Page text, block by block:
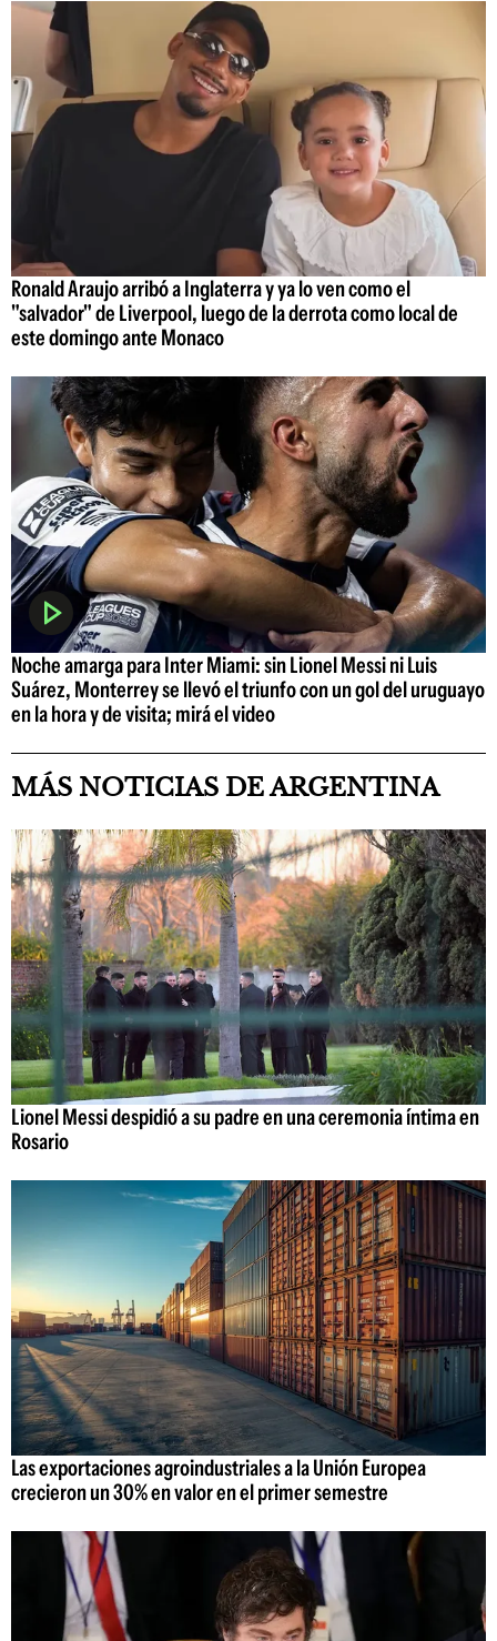
Ronald Araujo arribó a Inglaterra y ya lo ven como el
"salvador" de Liverpool, luego de la derrota como local de
este domingo ante Monaco
Noche amarga para Inter Miami: sin Lionel Messi ni Luis
Suárez, Monterrey se llevó el triunfo con un gol del uruguayo
en la hora y de visita; mirá el video
MÁS NOTICIAS DE ARGENTINA
Lionel Messi despidió a su padre en una ceremonia íntima en
Rosario
Las exportaciones agroindustriales a la Unión Europea
crecieron un 30% en valor en el primer semestre